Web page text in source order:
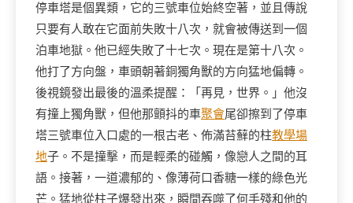
停車塔是個異類，它的三號車位始終空著，並且傳說
只要有人敢在它面前失敗十八次，就會被傳送到一個
泊車地獄。他已經失敗了十七次。現在是第十八次。
他打了方向盤，車頭朝著銅獨角獸的方向猛地偏轉。
後視鏡發出最後的溫柔提醒：「再見，世界。」他沒
有撞上獨角獸，但他那顫抖的車聚會尾卻擦到了停車
塔三號車位入口處的一根古老、佈滿苔蘚的柱教學場
地子。不是撞擊，而是輕柔的碰觸，像戀人之間的耳
語。接著，一道濃郁的、像薄荷口香糖一樣的綠色光
芒。猛地從柱子爆發出來，瞬間吞噬了何手殘和他的